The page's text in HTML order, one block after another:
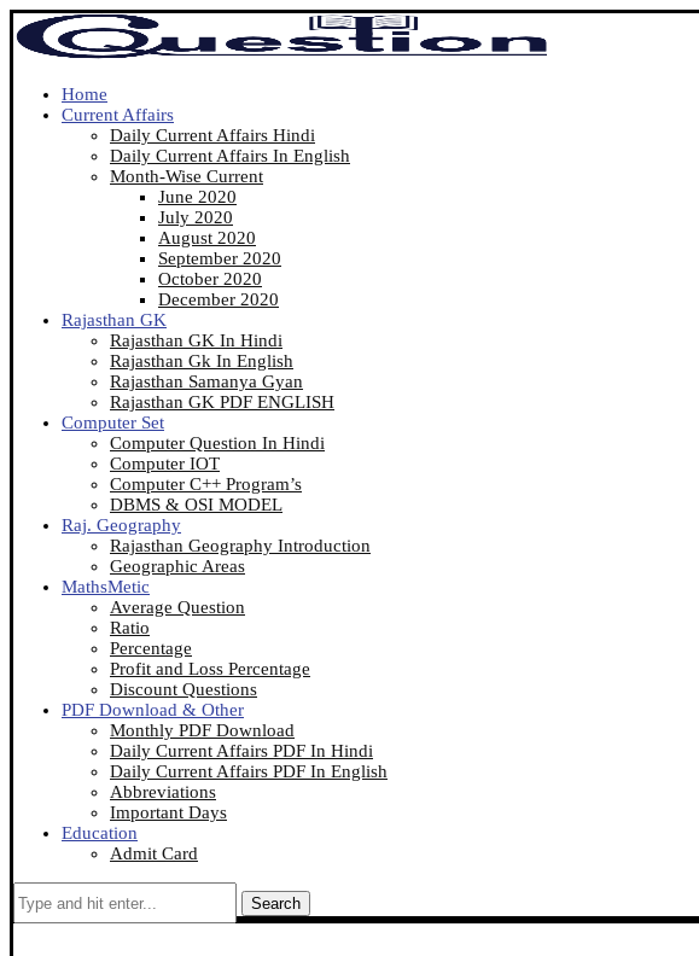
Home
Current Affairs
Daily Current Affairs Hindi
Daily Current Affairs In English
Month-Wise Current
June 2020
July 2020
August 2020
September 2020
October 2020
December 2020
Rajasthan GK
Rajasthan GK In Hindi
Rajasthan Gk In English
Rajasthan Samanya Gyan
Rajasthan GK PDF ENGLISH
Computer Set
Computer Question In Hindi
Computer IOT
Computer C++ Program’s
DBMS & OSI MODEL
Raj. Geography
Rajasthan Geography Introduction
Geographic Areas
MathsMetic
Average Question
Ratio
Percentage
Profit and Loss Percentage
Discount Questions
PDF Download & Other
Monthly PDF Download
Daily Current Affairs PDF In Hindi
Daily Current Affairs PDF In English
Abbreviations
Important Days
Education
Admit Card
Search